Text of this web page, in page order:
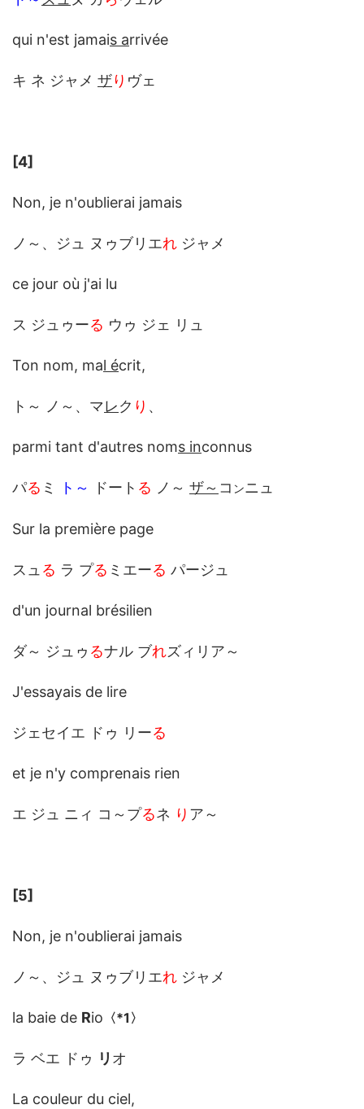
qui n'est jamais arrivée
キ ネ ジャメ ザり ヴェ
[4]
Non, je n'oublierai jamais
ノ～、ジュ ヌゥブリエれ ジャメ
ce jour où j'ai lu
ス ジュゥーる ウゥ ジェ リュ
Ton nom, mal écrit,
ト～ ノ～、マレク り 、
parmi tant d'autres noms inconnus
パる ミ ト～ ドート る ノ～ ザ～ コ ンニュ
Sur la première page
スュ る ラ プる ミエーる パージュ
d'un journal brésilien
ダ～ ジュゥ るナル ブれズィリア～
J'essayais de lire
ジェセイエ ドゥ リーる
et je n'y comprenais rien
エ ジュ ニィ コ～プるネ り ア～
[5]
Non, je n'oublierai jamais
ノ～、ジュ ヌゥブリエれ ジャメ
la baie de Rio 〈*1 〉
ラ ベエ ドゥ リ オ
La couleur du ciel,